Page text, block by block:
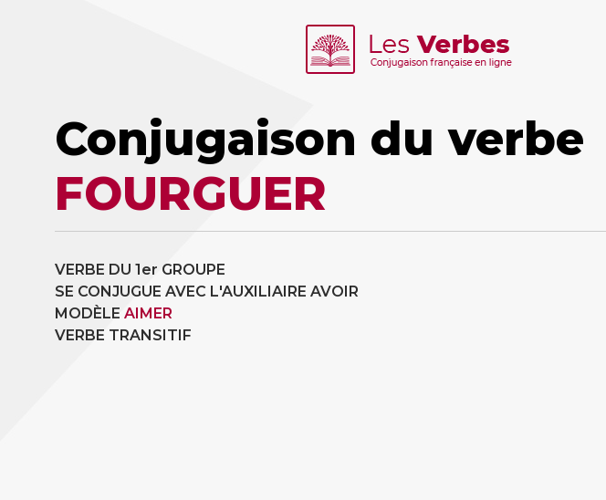
Conjugaison du verbe
FOURGUER
VERBE DU 1er GROUPE
SE CONJUGUE AVEC L'AUXILIAIRE AVOIR
MODÈLE AIMER
VERBE TRANSITIF